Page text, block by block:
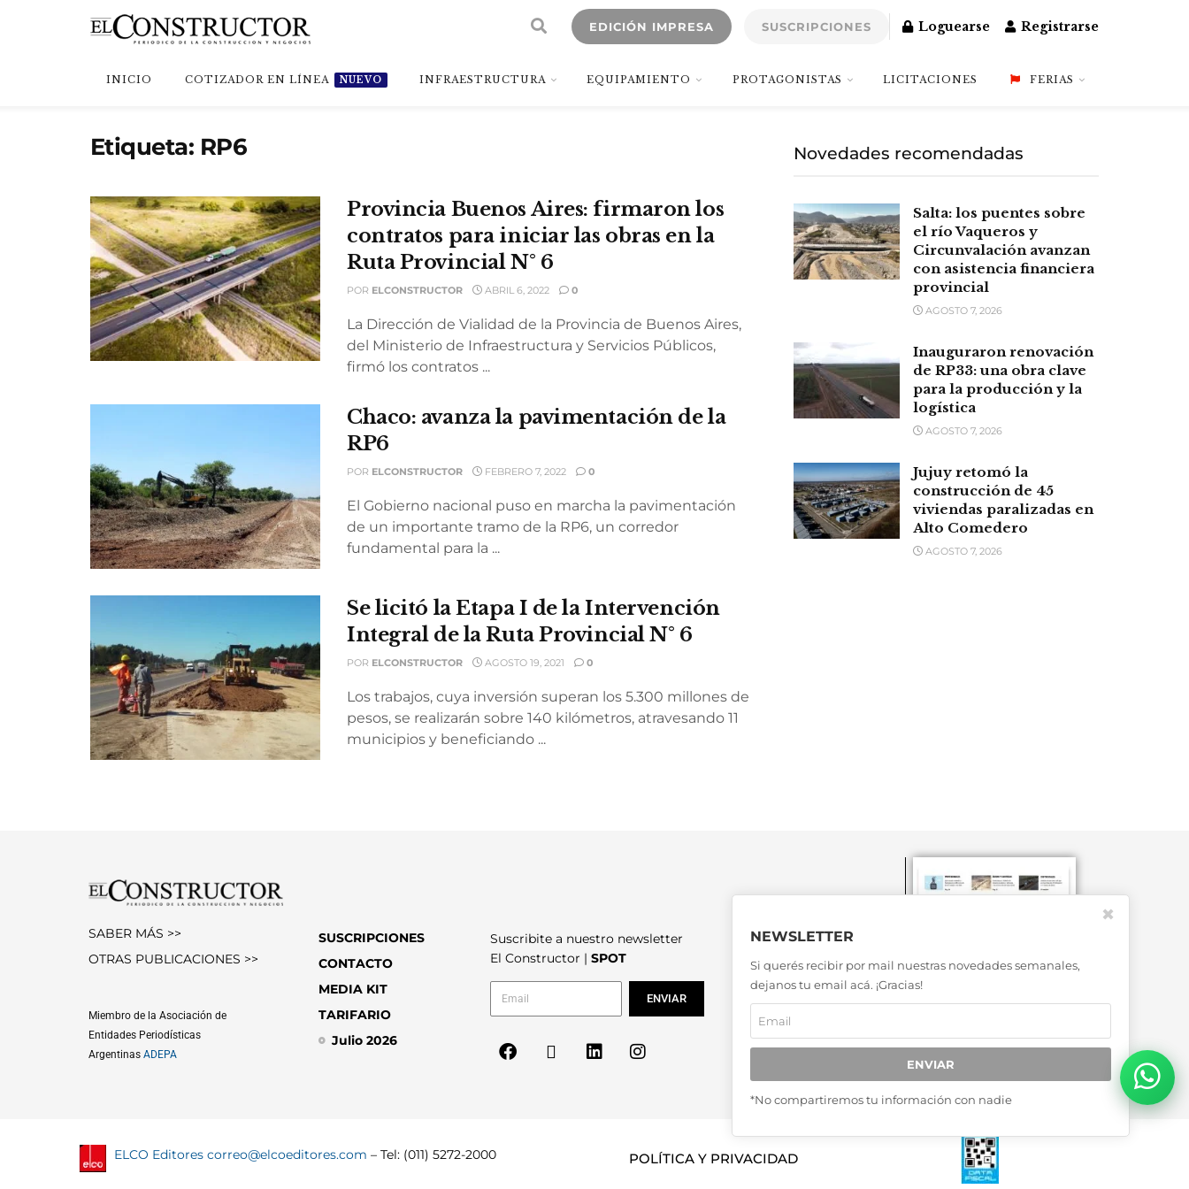
EDICIÓN IMPRESA SUSCRIPCIONES Loguearse Registrarse
INICIO COTIZADOR EN LÍNEA NUEVO INFRAESTRUCTURA EQUIPAMIENTO PROTAGONISTAS LICITACIONES FERIAS
Etiqueta: RP6
Provincia Buenos Aires: firmaron los
contratos para iniciar las obras en la
Ruta Provincial N° 6
POR ELCONSTRUCTOR ABRIL 6, 2022 0
La Dirección de Vialidad de la Provincia de Buenos Aires,
del Ministerio de Infraestructura y Servicios Públicos,
firmó los contratos ...
Chaco: avanza la pavimentación de la
RP6
POR ELCONSTRUCTOR FEBRERO 7, 2022 0
El Gobierno nacional puso en marcha la pavimentación
de un importante tramo de la RP6, un corredor
fundamental para la ...
Se licitó la Etapa I de la Intervención
Integral de la Ruta Provincial N° 6
POR ELCONSTRUCTOR AGOSTO 19, 2021 0
Los trabajos, cuya inversión superan los 5.300 millones de
pesos, se realizarán sobre 140 kilómetros, atravesando 11
municipios y beneficiando ...
Novedades recomendadas
Salta: los puentes sobre
el río Vaqueros y
Circunvalación avanzan
con asistencia financiera
provincial
AGOSTO 7, 2026
Inauguraron renovación
de RP33: una obra clave
para la producción y la
logística
AGOSTO 7, 2026
Jujuy retomó la
construcción de 45
viviendas paralizadas en
Alto Comedero
AGOSTO 7, 2026
SABER MÁS >>
OTRAS PUBLICACIONES >>
Miembro de la Asociación de
Entidades Periodísticas
Argentinas ADEPA
SUSCRIPCIONES
CONTACTO
MEDIA KIT
TARIFARIO
Julio 2026
Suscribite a nuestro newsletter
El Constructor | SPOT
ENVIAR
ELCO Editores correo@elcoeditores.com – Tel: (011) 5272-2000 POLÍTICA Y PRIVACIDAD
NEWSLETTER
Si querés recibir por mail nuestras novedades semanales,
dejanos tu email acá. ¡Gracias!
ENVIAR
*No compartiremos tu información con nadie
✖